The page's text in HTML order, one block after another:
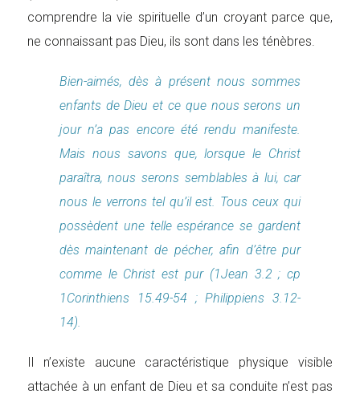
comprendre la vie spirituelle d’un croyant parce que,
ne connaissant pas Dieu, ils sont dans les ténèbres.
Bien-aimés, dès à présent nous sommes
enfants de Dieu et ce que nous serons un
jour n’a pas encore été rendu manifeste.
Mais nous savons que, lorsque le Christ
paraîtra, nous serons semblables à lui, car
nous le verrons tel qu’il est. Tous ceux qui
possèdent une telle espérance se gardent
dès maintenant de pécher, afin d’être pur
comme le Christ est pur (1Jean 3.2 ; cp
1Corinthiens 15.49-54 ; Philippiens 3.12-
14).
Il n’existe aucune caractéristique physique visible
attachée à un enfant de Dieu et sa conduite n’est pas